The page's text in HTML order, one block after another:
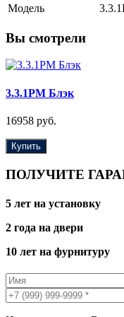
Модель
Вы смотрели
3.3.1PM Блэк
16958 руб.
Купить
ПОЛУЧИТЕ
5 лет на установку
2 года на двери
10 лет на фурнитуру